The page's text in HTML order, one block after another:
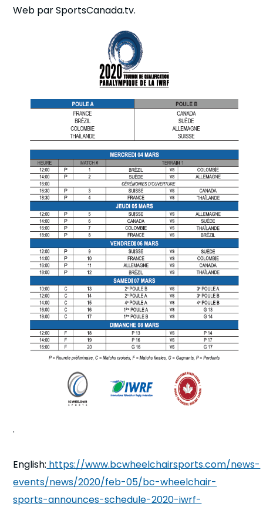
Web par SportsCanada.tv.
.
English: https://www.bcwheelchairsports.com/news-
events/news/2020/feb-05/bc-wheelchair-
sports-announces-schedule-2020-iwrf-